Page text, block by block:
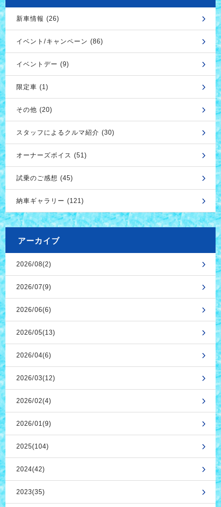
新車情報 (26)
イベント/キャンペーン (86)
イベントデー (9)
限定車 (1)
その他 (20)
スタッフによるクルマ紹介 (30)
オーナーズボイス (51)
試乗のご感想 (45)
納車ギャラリー (121)
アーカイブ
2026/08(2)
2026/07(9)
2026/06(6)
2026/05(13)
2026/04(6)
2026/03(12)
2026/02(4)
2026/01(9)
2025(104)
2024(42)
2023(35)